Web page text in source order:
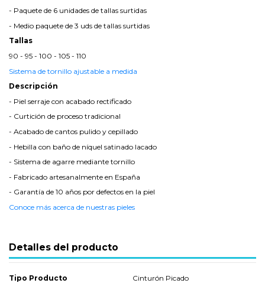
- Paquete de 6 unidades de tallas surtidas
- Medio paquete de 3 uds de tallas surtidas
Tallas
90 - 95 - 100 - 105 - 110
Sistema de tornillo ajustable a medida
Descripción
- Piel serraje con acabado rectificado
- Curtición de proceso tradicional
- Acabado de cantos pulido y cepillado
- Hebilla con baño de níquel satinado lacado
- Sistema de agarre mediante tornillo
- Fabricado artesanalmente en España
- Garantía de 10 años por defectos en la piel
Conoce más acerca de nuestras pieles
Detalles del producto
Tipo Producto
Cinturón Picado